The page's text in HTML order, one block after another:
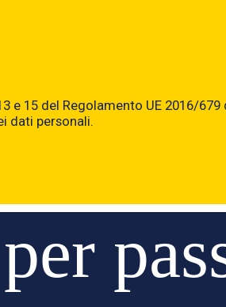
e 15 del Regolamento UE 2016/
dati personali.